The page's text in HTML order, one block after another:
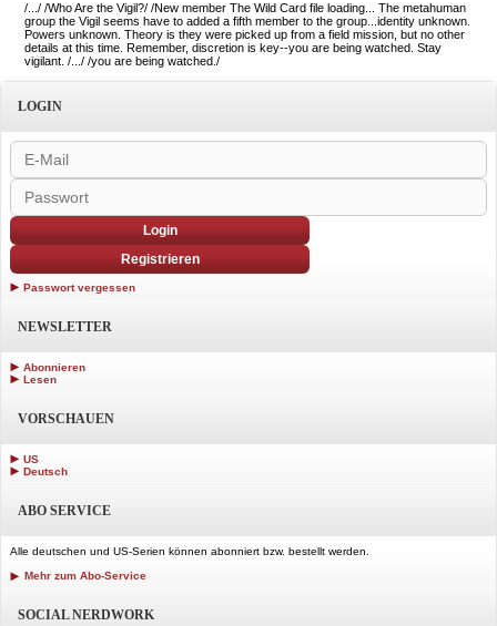
/.../ /Who Are the Vigil?/ /New member The Wild Card file loading... The metahuman
group the Vigil seems have to added a fifth member to the group...identity unknown.
Powers unknown. Theory is they were picked up from a field mission, but no other
details at this time. Remember, discretion is key--you are being watched. Stay
vigilant. /.../ /you are being watched./
LOGIN
Login
Registrieren
Passwort vergessen
NEWSLETTER
Abonnieren
Lesen
VORSCHAUEN
US
Deutsch
ABO SERVICE
Alle deutschen und US-Serien können abonniert bzw. bestellt werden.
Mehr zum Abo-Service
SOCIAL NERDWORK